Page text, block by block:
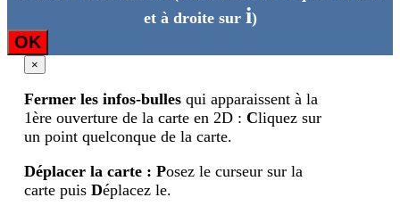
et à droite sur i)
OK
×
Fermer les infos-bullesqui apparaissent à la
1ère ouverture de la carte en 2D :Cliquez sur
un point quelconque de la carte.
Déplacer la carte : Posez le curseur sur la
carte puisDéplacez le.